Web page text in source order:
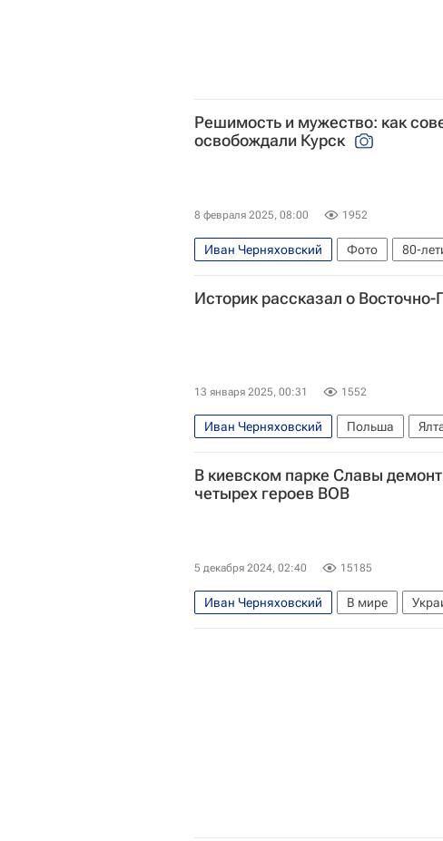
Решимость и мужество: как
освобождали Курск
8 февраля 2025, 08:00 1952
Иван Черняховский Фото
80-
Великая Отечественная война (1941-
80-летие Победы в Великой
Историк рассказал о
13 января 2025, 00:31 1552
Иван Черняховский Польша
Константин Рокоссовский
НАТО
В киевском парке Славы
четырех героев ВОВ
5 декабря 2024, 02:40 15185
Иван Черняховский В мире
Сергей Лавров